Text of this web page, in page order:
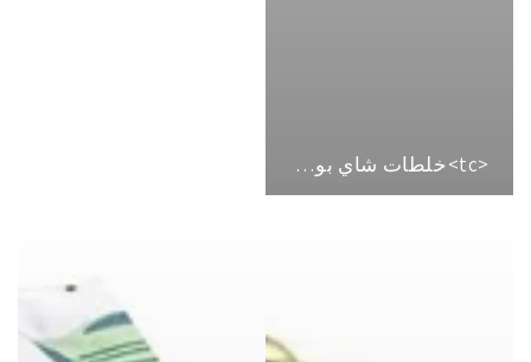
<tc>خلطات شاي بوكا</tc>